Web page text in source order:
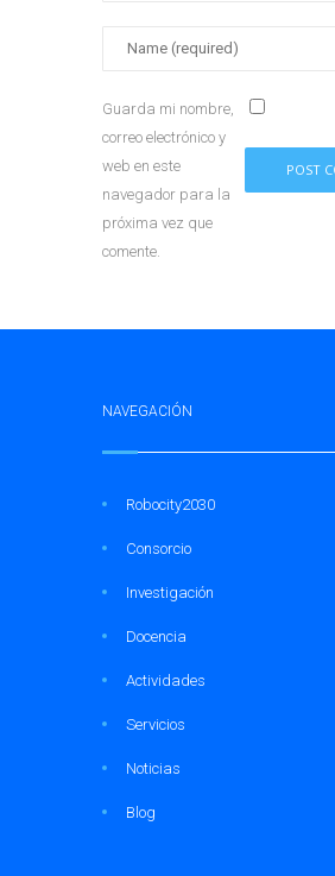
Guarda mi nombre,
correo electrónico y
web en este
navegador para la
próxima vez que
comente.
NAVEGACIÓN
Robocity2030
Consorcio
Investigación
Docencia
Actividades
Servicios
Noticias
Blog